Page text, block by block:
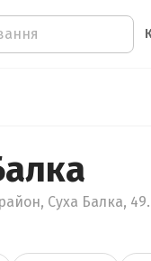
Суха Балка,